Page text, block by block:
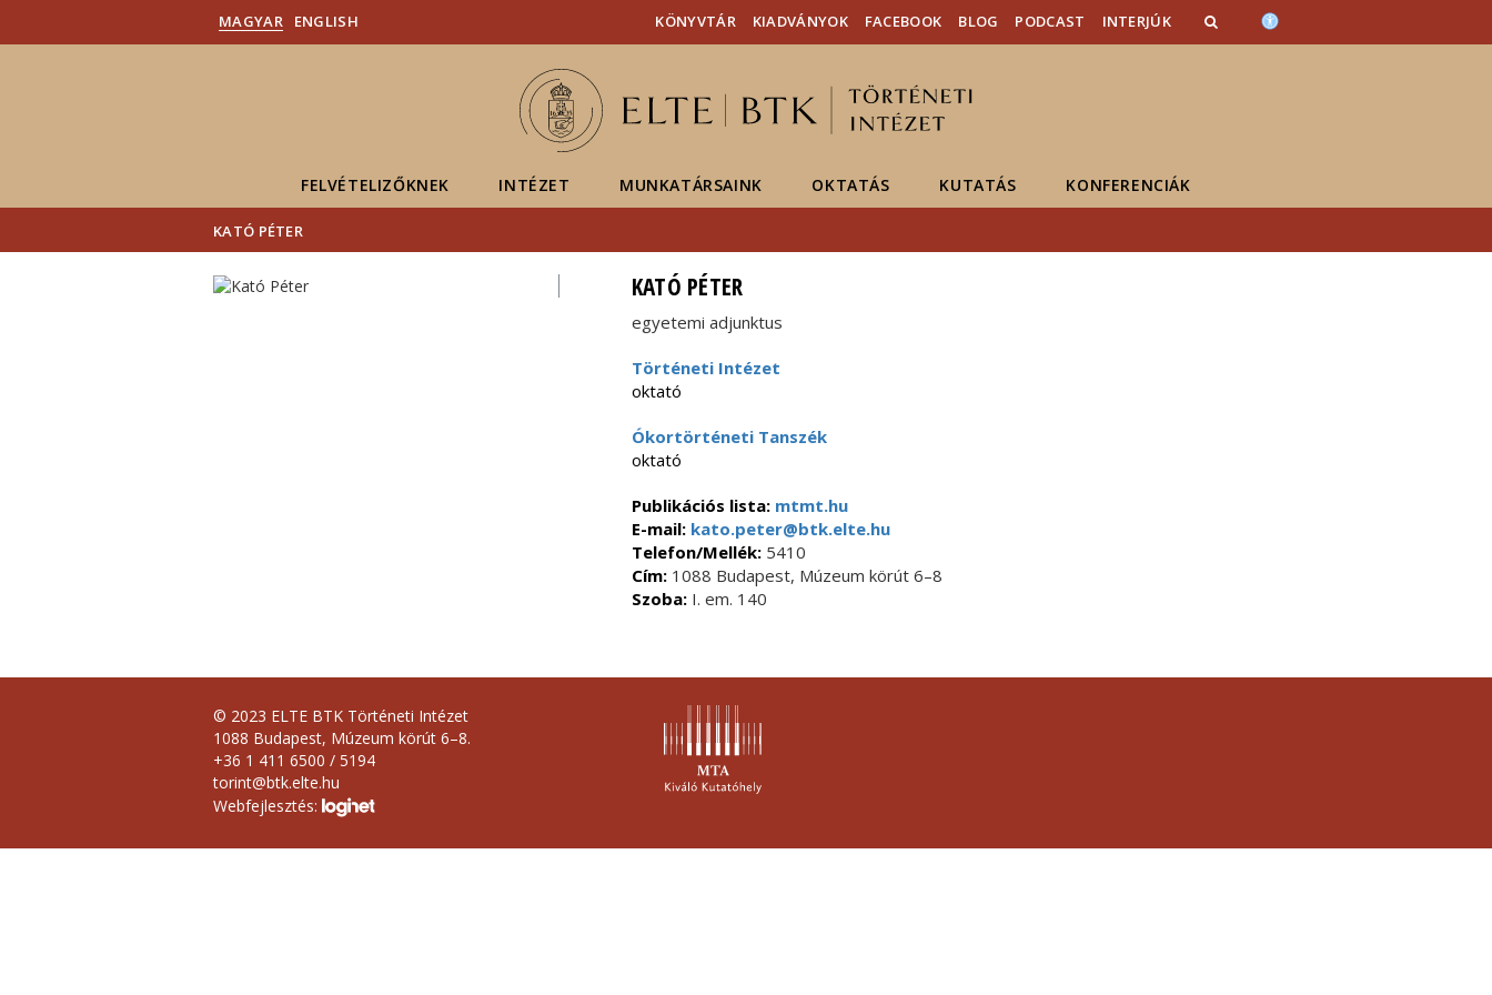
Hírek
Események
ELTE a
MAGYAR ENGLISH KÖNYVTÁR KIADVÁNYOK FACEBOOK BLOG PODCAST INTERJÚK
FELVÉTELIZŐKNEK INTÉZET MUNKATÁRSAINK OKTATÁS KUTATÁS KONFERENCIÁK
KATÓ PÉTER
KATÓ PÉTER
egyetemi adjunktus
Történeti Intézet
oktató
Ókortörténeti Tanszék
oktató
Publikációs lista: mtmt.hu
E-mail:kato.peter@btk.elte.hu
Telefon/Mellék:5410
Cím:1088 Budapest, Múzeum körút 6–8
Szoba:I. em. 140
© 2023 ELTE BTK Történeti Intézet
1088 Budapest, Múzeum körút 6–8.
+36 1 411 6500 / 5194
torint@btk.elte.hu
Webfejlesztés: